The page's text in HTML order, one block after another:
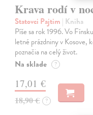
Krava rodí v
Statovci Pajtim | Kniha
Píše sa rok 1996. Vo
letné prázdniny v Kosove,
poznačia na celý život.
Na sklade ?
17,01 €
18,90 € ?